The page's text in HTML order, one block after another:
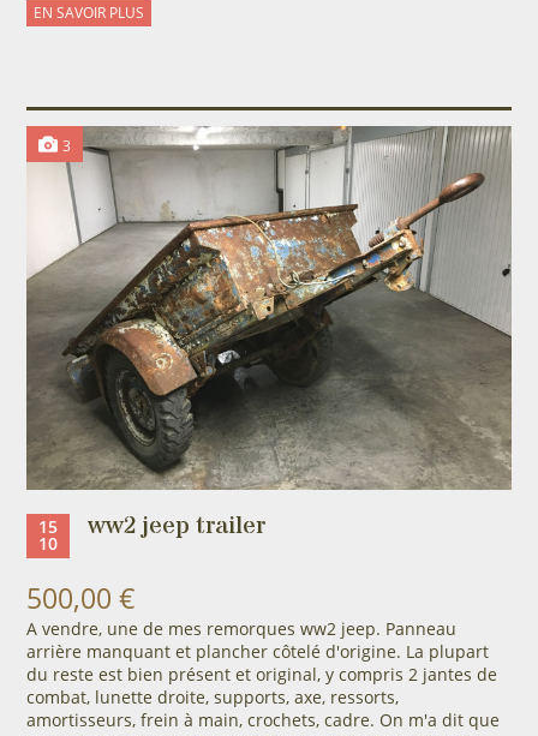
EN SAVOIR PLUS
3
15
10 ww2 jeep trailer
500,00 €
A vendre, une de mes remorques ww2 jeep. Panneau
arrière manquant et plancher côtelé d'origine. La plupart
du reste est bien présent et original, y compris 2 jantes de
combat, lunette droite, supports, axe, ressorts,
amortisseurs, frein à main, crochets, cadre. On m'a dit que